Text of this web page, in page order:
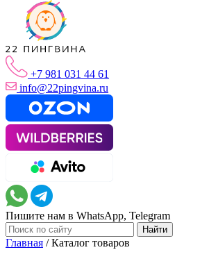
+7 981 031 44 61
info@22pingvina.ru
Пишите нам в WhatsApp, Telegram
Главная /Каталог товаров